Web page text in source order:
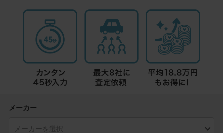
メーカー